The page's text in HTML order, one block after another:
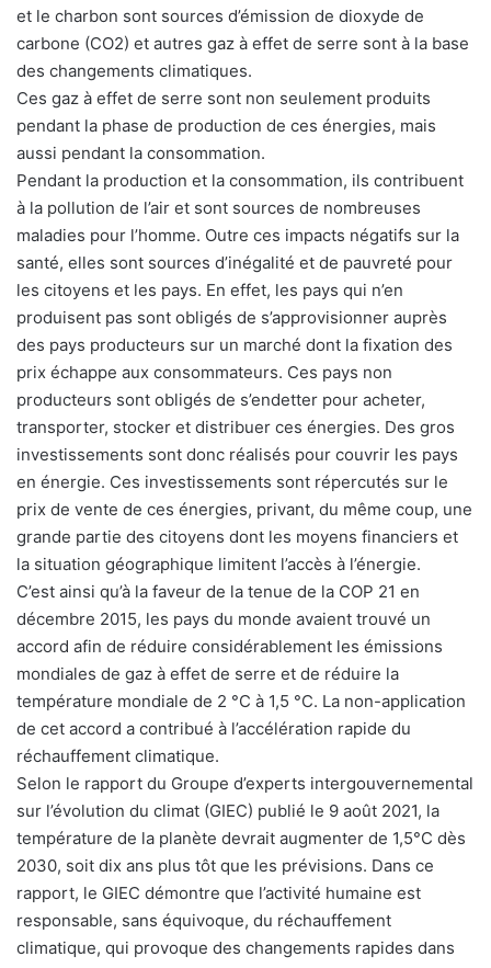
et le charbon sont sources d’émission de dioxyde de
carbone (CO2) et autres gaz à effet de serre sont à la base
des changements climatiques.
Ces gaz à effet de serre sont non seulement produits
pendant la phase de production de ces énergies, mais
aussi pendant la consommation.
Pendant la production et la consommation, ils contribuent
à la pollution de l’air et sont sources de nombreuses
maladies pour l’homme. Outre ces impacts négatifs sur la
santé, elles sont sources d’inégalité et de pauvreté pour
les citoyens et les pays. En effet, les pays qui n’en
produisent pas sont obligés de s’approvisionner auprès
des pays producteurs sur un marché dont la fixation des
prix échappe aux consommateurs. Ces pays non
producteurs sont obligés de s’endetter pour acheter,
transporter, stocker et distribuer ces énergies. Des gros
investissements sont donc réalisés pour couvrir les pays
en énergie. Ces investissements sont répercutés sur le
prix de vente de ces énergies, privant, du même coup, une
grande partie des citoyens dont les moyens financiers et
la situation géographique limitent l’accès à l’énergie.
C’est ainsi qu’à la faveur de la tenue de la COP 21 en
décembre 2015, les pays du monde avaient trouvé un
accord afin de réduire considérablement les émissions
mondiales de gaz à effet de serre et de réduire la
température mondiale de 2 °C à 1,5 °C. La non-application
de cet accord a contribué à l’accélération rapide du
réchauffement climatique.
Selon le rapport du Groupe d’experts intergouvernemental
sur l’évolution du climat (GIEC) publié le 9 août 2021, la
température de la planète devrait augmenter de 1,5°C dès
2030, soit dix ans plus tôt que les prévisions. Dans ce
rapport, le GIEC démontre que l’activité humaine est
responsable, sans équivoque, du réchauffement
climatique, qui provoque des changements rapides dans